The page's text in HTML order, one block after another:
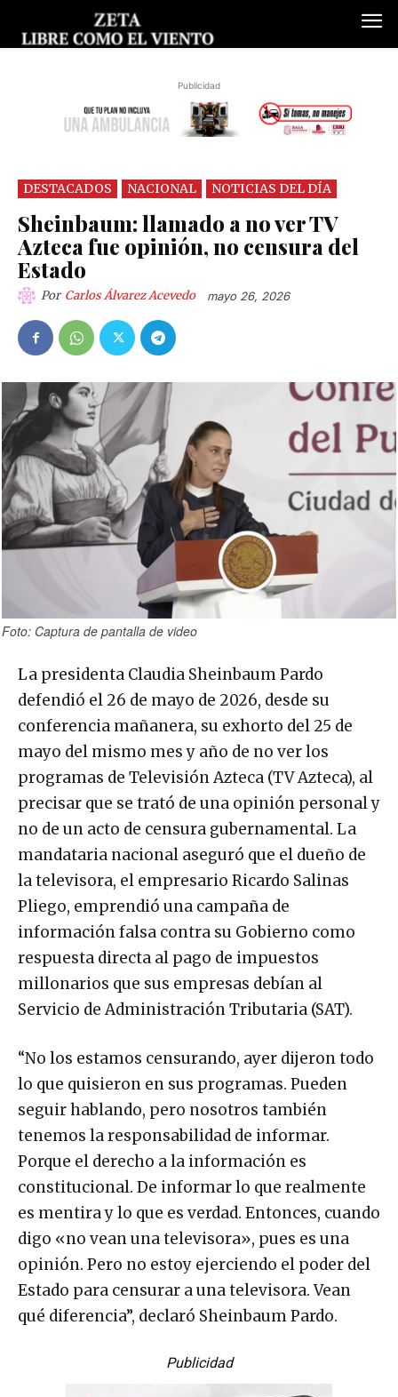
Publicidad
DESTACADOS NACIONAL NOTICIAS DEL DÍA
Sheinbaum: llamado a no ver TV
Azteca fue opinión, no censura del
Estado
Por Carlos Álvarez Acevedo mayo 26, 2026
Foto: Captura de pantalla de video
La presidenta Claudia Sheinbaum Pardo
defendió el 26 de mayo de 2026, desde su
conferencia mañanera, su exhorto del 25 de
mayo del mismo mes y año de no ver los
programas de Televisión Azteca (TV Azteca), al
precisar que se trató de una opinión personal y
no de un acto de censura gubernamental. La
mandataria nacional aseguró que el dueño de
la televisora, el empresario Ricardo Salinas
Pliego, emprendió una campaña de
información falsa contra su Gobierno como
respuesta directa al pago de impuestos
millonarios que sus empresas debían al
Servicio de Administración Tributaria (SAT).
“No los estamos censurando, ayer dijeron todo
lo que quisieron en sus programas. Pueden
seguir hablando, pero nosotros también
tenemos la responsabilidad de informar.
Porque el derecho a la información es
constitucional. De informar lo que realmente
es mentira y lo que es verdad. Entonces, cuando
digo «no vean una televisora», pues es una
opinión. Pero no estoy ejerciendo el poder del
Estado para censurar a una televisora. Vean
qué diferencia”, declaró Sheinbaum Pardo.
Publicidad